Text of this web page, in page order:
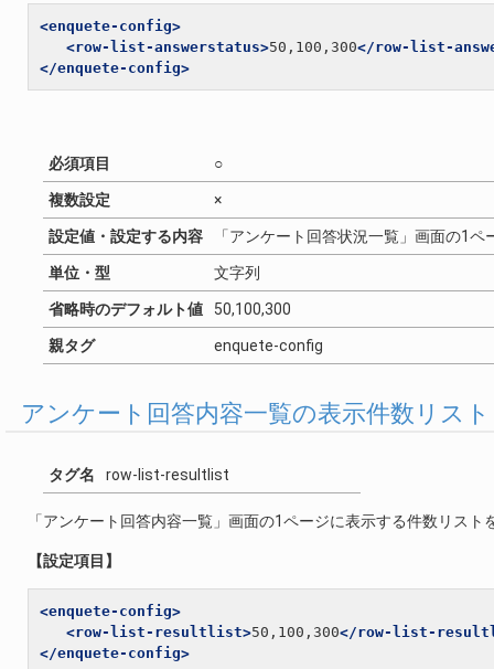
<enquete-config>
<row-list-answerstatus>50,100,300</row-list-
</enquete-config>
必須項目 ○
複数設定 ×
設定値・設定する内容 「アンケート回答状況一覧」画面の1
単位・型 文字列
省略時のデフォルト値 50,100,300
親タグ enquete-config
アンケート回答内容一覧の表示件数リスト
タグ名 row-list-resultlist
「アンケート回答内容一覧」画面の1ページに表示する件数リス
【設定項目】
<enquete-config>
<row-list-resultlist>50,100,300</row-list-
</enquete-config>